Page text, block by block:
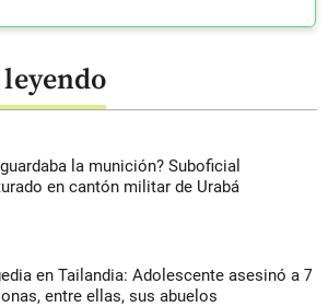
la munición? Suboficial
en cantón militar de Urabá
en Tailandia: Adolescente asesinó a 7
entre ellas, sus abuelos